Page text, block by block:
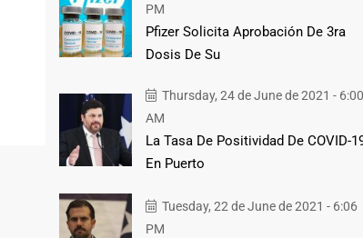
PM
Pfizer Solicita Aprobación De 3ra
Dosis De Su
Thursday, 24 de June de 2021 - 6:00
AM
La Tasa De Positividad De COVID-
En Puerto
Tuesday, 22 de June de 2021 - 6:06
PM